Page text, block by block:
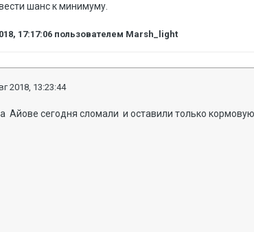
шанс к минимуму.
17:17:06 пользователем Marsh_light
2018, 13:23:44
Айове сегодня сломали и оставили только